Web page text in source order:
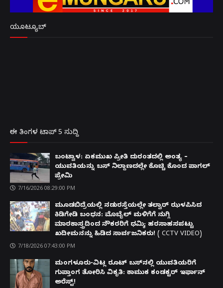
ಯೂಟ್ಯೂಬ್
ಈ ತಿಂಗಳ ಟಾಪ್ 5 ಸುದ್ದಿ
ಬಂಟ್ವಾಳ: ಏಕಮುಖ ಪ್ರೀತಿ ದುರಂತದಲ್ಲಿ ಅಂತ್ಯ –
ಯುವತಿಯನ್ನು ಬಸ್ ನಿಲ್ದಾಣದಲ್ಲೇ ಕೊಚ್ಚಿ ಕೊಂದ ಪಾಗಲ್
ಪ್ರೇಮಿ
7/16/2026 08:29:00 PM
ಮೂಡಬಿದ್ರೆಯಲ್ಲಿ ನಡುರಸ್ತೆಯಲ್ಲೇ ತಲ್ವಾರ್ ಝಳಪಿಸಿದ
ಕಿಡಿಗೇಡಿ ಬಂಧನ: ಮೊಬೈಲ್ ಮಳಿಗೆಗೆ ನುಗ್ಗಿ
ಮಾರಕಾಸ್ತ್ರದಿಂದ ನೌಕರರಿಗೆ ಧಮ್ಕಿ; ಹರಸಾಹಸಪಟ್ಟು
ಖದೀಮನನ್ನು ಹಿಡಿದ ಸಾರ್ವಜನಿಕರು! ( CCTV VIDEO)
7/18/2026 07:43:00 PM
ಮಂಗಳೂರು-ವಿಟ್ಲ ರೂಟ್ ಬಸ್‌ನಲ್ಲಿ ಯುವತಿಯರಿಗೆ
ಗುಪ್ತಾಂಗ ತೋರಿಸಿ ವಿಕೃತಿ: ಕಾಮುಕ ಕಂಡಕ್ಟರ್ ಇರ್ಫಾನ್
ಅರೆಸ್ಟ್!